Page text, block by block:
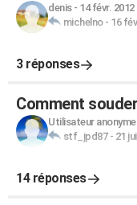
denis- 14 févr. 2012
michelno- 16
3 réponses
Comment
Utilisateur anonyme
stf_jpd87- 21
14 réponses